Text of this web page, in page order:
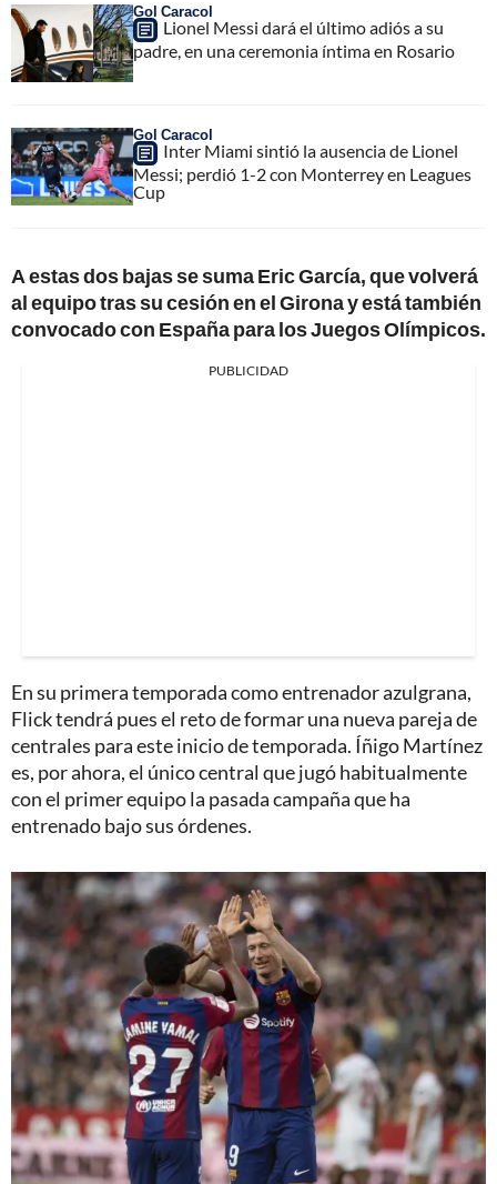
Gol Caracol
Lionel Messi dará el último adiós a su
padre, en una ceremonia íntima en Rosario
Gol Caracol
Inter Miami sintió la ausencia de Lionel
Messi; perdió 1-2 con Monterrey en Leagues
Cup
A estas dos bajas se suma Eric García, que volverá
al equipo tras su cesión en el Girona y está también
convocado con España para los Juegos Olímpicos.
PUBLICIDAD
En su primera temporada como entrenador azulgrana,
Flick tendrá pues el reto de formar una nueva pareja de
centrales para este inicio de temporada. Íñigo Martínez
es, por ahora, el único central que jugó habitualmente
con el primer equipo la pasada campaña que ha
entrenado bajo sus órdenes.